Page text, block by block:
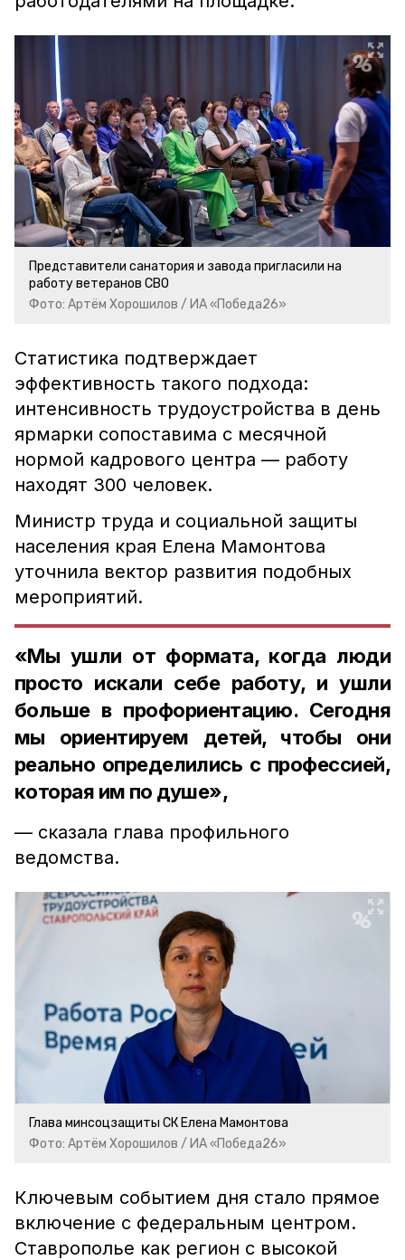
Представители санатория и завода пригласили на
работу ветеранов СВО
Фото: Артём Хорошилов / ИА «Победа26»
Статистика подтверждает
эффективность такого подхода:
интенсивность трудоустройства в день
ярмарки сопоставима с месячной
нормой кадрового центра — работу
находят 300 человек.
Министр труда и социальной защиты
населения края Елена Мамонтова
уточнила вектор развития подобных
мероприятий.
«Мы ушли от формата, когда люди
просто искали себе работу, и ушли
больше в профориентацию. Сегодня
мы ориентируем детей, чтобы они
реально определились с профессией,
которая им по душе»,
— сказала глава профильного
ведомства.
Глава минсоцзащиты СК Елена Мамонтова
Фото: Артём Хорошилов / ИА «Победа26»
Ключевым событием дня стало прямое
включение с федеральным центром.
Ставрополье как регион с высокой